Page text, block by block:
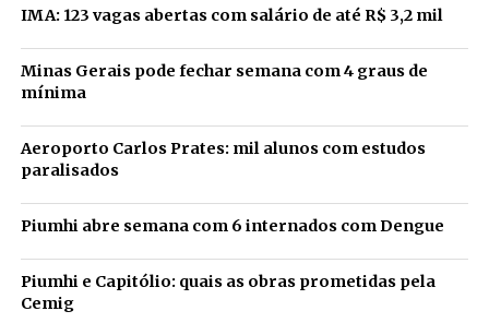
IMA: 123 vagas abertas com salário de até R$ 3,2 mil
Minas Gerais pode fechar semana com 4 graus de
mínima
Aeroporto Carlos Prates: mil alunos com estudos
paralisados
Piumhi abre semana com 6 internados com Dengue
Piumhi e Capitólio: quais as obras prometidas pela
Cemig